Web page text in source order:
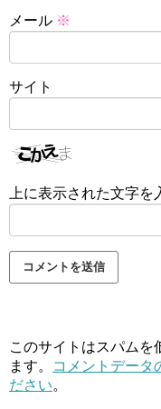
メール ※
サイト
上に表示された文字を
このサイトはスパムを
ます。
コメントデータ
ださい。